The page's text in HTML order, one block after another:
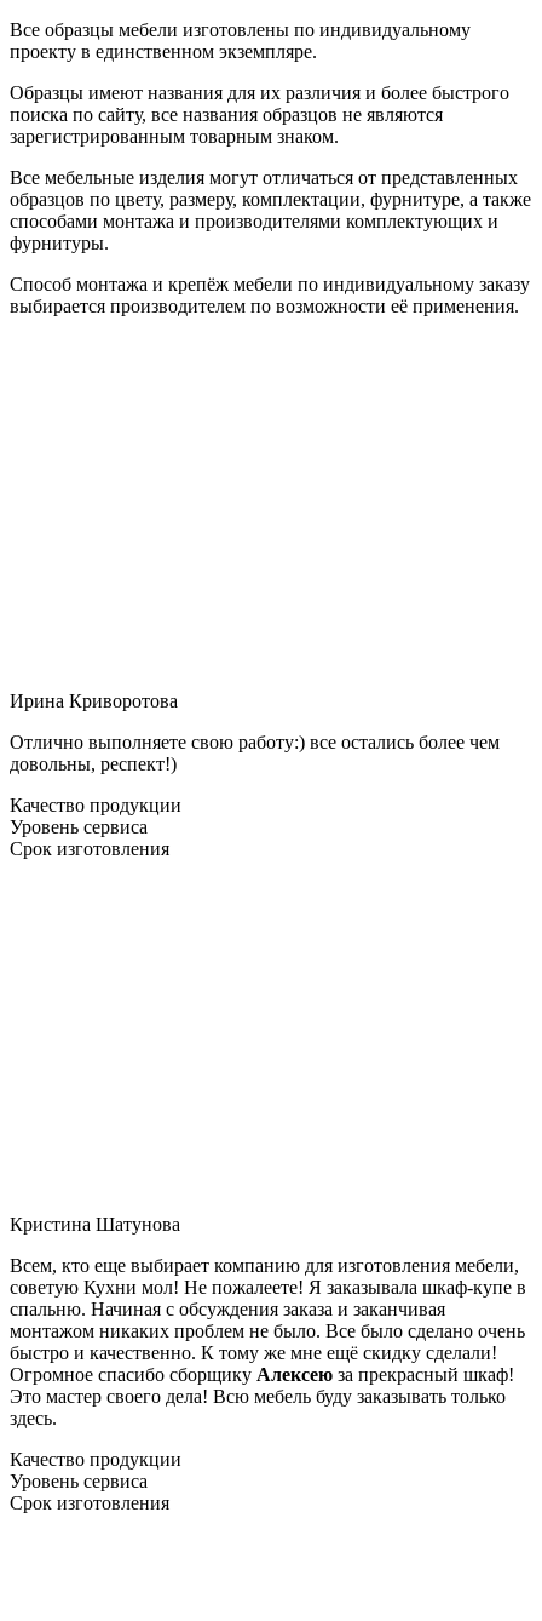
Все образцы мебели изготовлены по индивидуальному
проекту в единственном экземпляре.
Образцы имеют названия для их различия и более быстрого
поиска по сайту, все названия образцов не являются
зарегистрированным товарным знаком.
Все мебельные изделия могут отличаться от представленных
образцов по цвету, размеру, комплектации, фурнитуре, а также
способами монтажа и производителями комплектующих и
фурнитуры.
Способ монтажа и крепёж мебели по индивидуальному заказу
выбирается производителем по возможности её применения.
Ирина Криворотова
Отлично выполняете свою работу:) все остались более чем
довольны, респект!)
Качество продукции
Уровень сервиса
Срок изготовления
Кристина Шатунова
Всем, кто еще выбирает компанию для изготовления мебели,
советую Кухни мол! Не пожалеете! Я заказывала шкаф-купе в
спальню. Начиная с обсуждения заказа и заканчивая
монтажом никаких проблем не было. Все было сделано очень
быстро и качественно. К тому же мне ещё скидку сделали!
Огромное спасибо сборщику Алексею за прекрасный шкаф!
Это мастер своего дела! Всю мебель буду заказывать только
здесь.
Качество продукции
Уровень сервиса
Срок изготовления